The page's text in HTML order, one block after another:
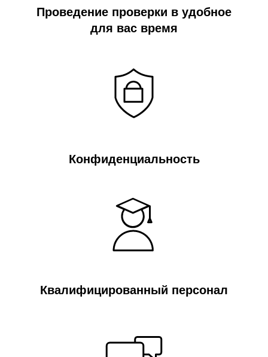
Проведение проверки в удобное
для вас время
Конфиденциальность
Квалифицированный персонал